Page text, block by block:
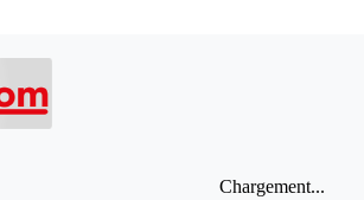
Chargement...